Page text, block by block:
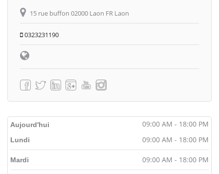
15 rue buffon 02000 Laon FR Laon
0323231190
Aujourd'hui 09:00 AM - 18:00 PM
Lundi 09:00 AM - 18:00 PM
Mardi 09:00 AM - 18:00 PM